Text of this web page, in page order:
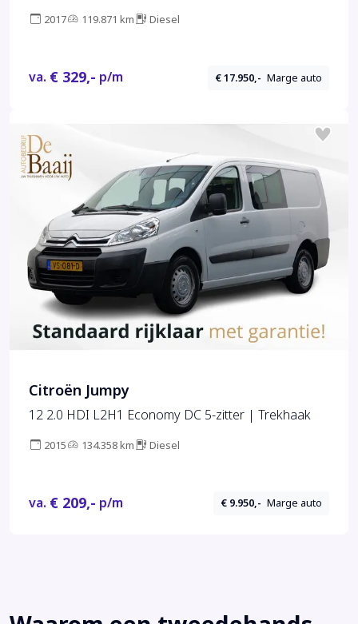
eigenaar Euro 6 Bpm en Btw vrij voor particulier
2017 119.871 km Diesel
va. € 329,- p/m € 17.950,- Marge auto
Citroën Jumpy
12 2.0 HDI L2H1 Economy DC 5-zitter | Trekhaak
2015 134.358 km Diesel
va. € 209,- p/m € 9.950,- Marge auto